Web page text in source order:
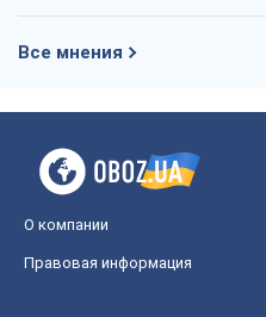
Все мнения
О компании
Правовая информация